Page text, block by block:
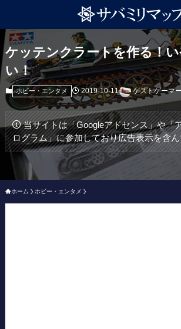
ケッテンクラートを作る！
い！
ホビー・エンタメ 2019-10-11 ゲストゲーマー
当サイトは「Googleアドセンス」や「
ログラム」に参加しており広告表示を含
ホーム ホビー・エンタメ